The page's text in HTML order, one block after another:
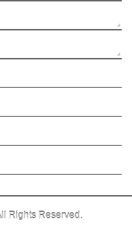
Rights Reserved.